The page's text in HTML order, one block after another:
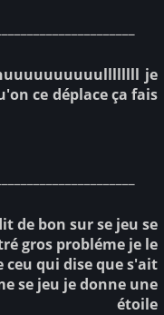
je
ce déplace ça fais
de bon sur se jeu se
gros probléme je le
qui dise que s'ait
se jeu je donne une
étoile